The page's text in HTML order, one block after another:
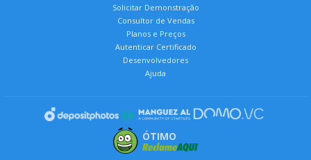
Solicitar Demonstração
Consultor de Vendas
Planos e Preços
Autenticar Certificado
Desenvolvedores
Ajuda
ÓTIMO